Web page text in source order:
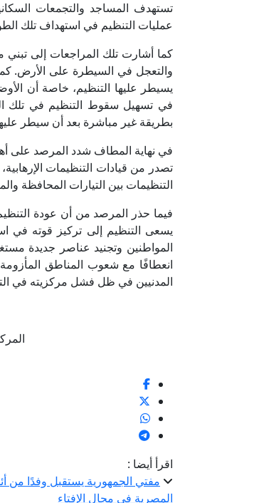
تستهدف المساجد والتجمعات
عمليات التنظيم في استهداف تلك
كما أشارت تلك المراجعات إلى تبني
والتعجل في السيطرة على الأرض.
يسيطر عليها التنظيم، خاصة أن
في تسهيل سقوط التنظيم في تلك
بطريقة غير مباشرة بعد أن سيطر
في نهاية المطاف شدد المرصد على
تصدر من قيادات التنظيمات
التنظيمات بين التيارات المحافظة
فيما حذر المرصد من أن عودة
يسعى التنظيم إلى تركيز قوته في
المواطنين وتجنيد عناصر جديدة
انعطافًا مع شعوب المناطق
المدنيين في ظل فشل مركزيته في
اقرأ أيضا :
مفتي الجمهورية يستقبل وفدًا من
المصرية في مجال الإفتاء